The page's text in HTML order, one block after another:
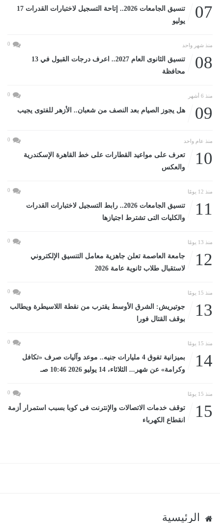
07
تنسيق الجامعات 2026.. إتاحة التسجيل لاختبارات القدرات 17
يوليو
منذ شهر واحد 0
08
تنسيق الثانوى العام 2027.. اعرف درجات القبول في 13
محافظة
منذ 6 أشهر 0
09 هل يجوز الصيام بعد النصف من شعبان.. الأزهر للفتوى يجيب
منذ عام واحد 0
10
تعرف على مواعيد القطارات على خط القاهرة الإسكندرية
والعكس
منذ 12 يومًا 0
11
تنسيق الجامعات 2026.. رابط التسجيل لاختبارات القدرات
والكليات التى تشترط اجتيازها
منذ 13 يومًا 0
12
جامعة العاصمة تعلن جاهزية معامل التنسيق الإلكتروني
لاستقبال طلاب ثانوية عامة 2026
منذ 15 يومًا 0
13
جوتيريش: الشرق الأوسط يقترب من نقطة اللاسيطرة ويطالب
بوقف القتال فورا
منذ 15 يومًا 0
14
بميزانية تفوق 4 مليارات جنيه.. موعد وآليات صرف «تكافل
وكرامة» عن شهر... الثلاثاء، 14 يوليو 2026 10:46 صـ
منذ 15 يومًا 0
15
توقف خدمات الاتصالات والإنترنت فى كوبا بسبب استمرار أزمة
انقطاع الكهرباء
الرئيسية